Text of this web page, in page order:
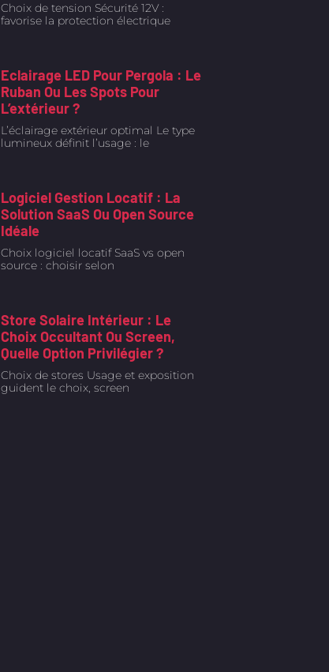
Choix de tension Sécurité 12V :
favorise la protection électrique
Eclairage LED Pour Pergola : Le
Ruban Ou Les Spots Pour
L’extérieur ?
L’éclairage extérieur optimal Le type
lumineux définit l’usage : le
Logiciel Gestion Locatif : La
Solution SaaS Ou Open Source
Idéale
Choix logiciel locatif SaaS vs open
source : choisir selon
Store Solaire Intérieur : Le
Choix Occultant Ou Screen,
Quelle Option Privilégier ?
Choix de stores Usage et exposition
guident le choix, screen